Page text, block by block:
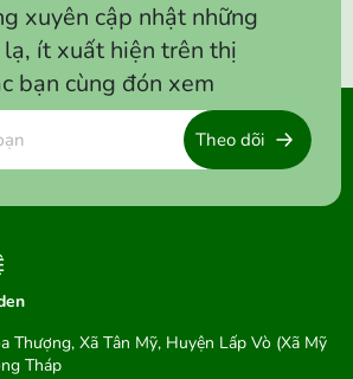
xuyên cập nhật những
ít xuất hiện trên thị
bạn cùng đón xem
Theo dõi
Thượng, Xã Tân Mỹ, Huyện Lấp Vò (Xã Mỹ
Tháp